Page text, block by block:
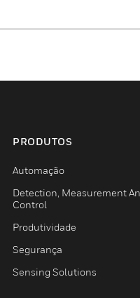
PRODUTOS
Automação
Detection, Measurement
Control
Produtividade
Segurança
Sensing Solutions